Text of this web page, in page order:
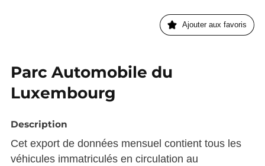
Ajouter aux favoris
Parc Automobile du
Luxembourg
Description
Cet export de données mensuel contient tous les
véhicules immatriculés en circulation au